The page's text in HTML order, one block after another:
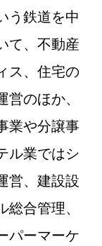
う鉄道を中
て、不動産
ス、住宅の
のほか、
業や分譲事
ル業ではシ
営、建設設
合管理、
パーマーケ